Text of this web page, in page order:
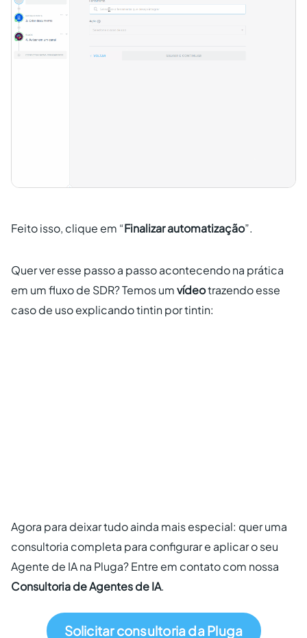
Feito isso, clique em “Finalizar automatização”.
Quer ver esse passo a passo acontecendo na prática
em um fluxo de SDR? Temos umvídeotrazendo esse
caso de uso explicando tintin por tintin:
Agora para deixar tudo ainda mais especial: quer uma
consultoria completa para configurar e aplicar o seu
Agente de IA na Pluga? Entre em contato com nossa
Consultoria de Agentes de IA.
Solicitar consultoria da Pluga